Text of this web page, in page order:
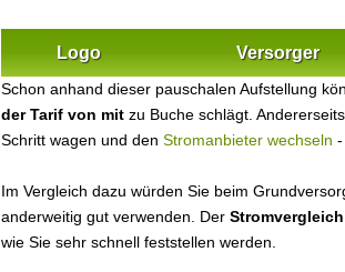
Logo Versorger
Schon anhand dieser pauschalen Aufstellung
der Tarif von mit zu Buche schlägt.
Schritt wagen und den Stromanbieter wechseln -
Im Vergleich dazu würden Sie beim
anderweitig gut verwenden. Der
wie Sie sehr schnell feststellen werden.